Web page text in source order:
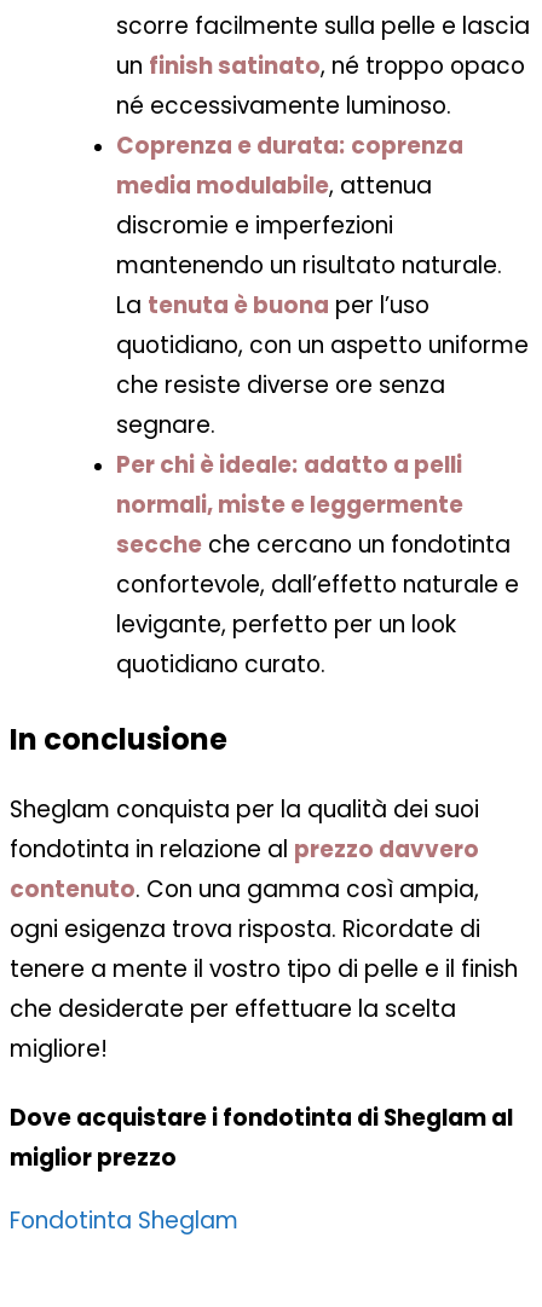
scorre facilmente sulla pelle e lascia
un finish satinato, né troppo opaco
né eccessivamente luminoso.
Coprenza e durata: coprenza
media modulabile, attenua
discromie e imperfezioni
mantenendo un risultato naturale.
La tenuta è buona per l’uso
quotidiano, con un aspetto uniforme
che resiste diverse ore senza
segnare.
Per chi è ideale: adatto a pelli
normali, miste e leggermente
secche che cercano un fondotinta
confortevole, dall’effetto naturale e
levigante, perfetto per un look
quotidiano curato.
In conclusione
Sheglam conquista per la qualità dei suoi
fondotinta in relazione al prezzo davvero
contenuto. Con una gamma così ampia,
ogni esigenza trova risposta. Ricordate di
tenere a mente il vostro tipo di pelle e il finish
che desiderate per effettuare la scelta
migliore!
Dove acquistare i fondotinta di Sheglam al
miglior prezzo
Fondotinta Sheglam